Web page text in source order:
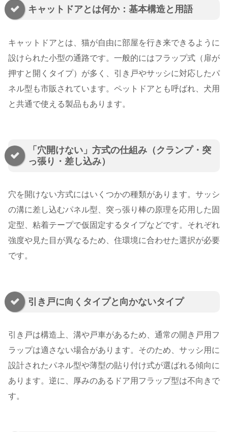
キャットドアとは何か：基本構造と用語
キャットドアとは、猫が自由に部屋を行き来できるように
設けられた小型の通路です。一般的にはフラップ式（扉が
押すと開くタイプ）が多く、引き戸やサッシに対応したパ
ネル型も市販されています。ペットドアとも呼ばれ、犬用
と共通で使える製品もあります。
「穴開けない」方式の仕組み（クランプ・突
っ張り・差し込み）
穴を開けない方式にはいくつかの種類があります。サッシ
の溝に差し込むパネル型、突っ張り棒の原理を応用した固
定型、粘着テープで仮固定するタイプなどです。それぞれ
強度や見た目が異なるため、住環境に合わせた選択が必要
です。
引き戸に向くタイプと向かないタイプ
引き戸は構造上、溝や戸車があるため、通常の開き戸用フ
ラップは適さない場合があります。そのため、サッシ用に
設計されたパネル型や薄型の貼り付け式が選ばれる傾向に
あります。逆に、厚みのあるドア用フラップ型は不向きで
す。